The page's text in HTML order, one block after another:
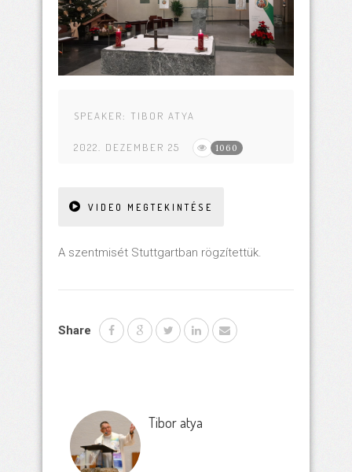
SPEAKER: TIBOR ATYA
2022. DEZEMBER 25 1060
VIDEO MEGTEKINTÉSE
A szentmisét Stuttgartban rögzítettük.
Share
Tibor atya